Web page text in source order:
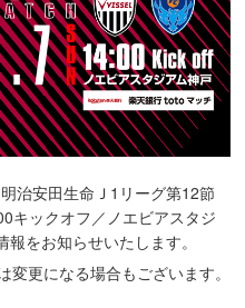
治安田生命Ｊ1リーグ第12節
キックオフ／ノエビアスタジ
をお知らせいたします。
変更になる場合もございます。